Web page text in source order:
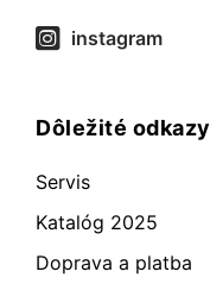
instagram
Dôležité odkazy
Servis
Katalóg 2025
Doprava a platba